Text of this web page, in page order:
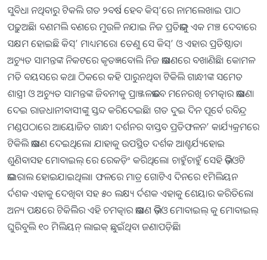
ସୁବିଧା ନଥିବାରୁ ଟିକଲି ଗତ ୨ବର୍ଷ ହେବ କିସ୍’ରେ ନାମଲେଖାଇ ପାଠ
ପଢ଼ୁଅଛି। ବଣମଲି ବଣରେ ମୁଉଳି ନଯାଇ ନିଜ ପ୍ରତିଭାକୁ ଏକ ମଞ୍ଚ ଦେବାରେ
ସକ୍ଷମ ହୋଇଛି କିସ୍’ ମାଧ୍ୟମରେ। ତେଣୁ ସେ କିସ୍’ ଓ ଏହାର ପ୍ରତି‌ଷ୍ଠାତା
ଅଚ୍ୟୁତ ସାମନ୍ତଙ୍କ ନିକଟରେ କୃତଜ୍ଞବୋଲି ନିଜ ଭାଷଣରେ ବଖାଣିଛି। କୋମଳ
ମତି ବୟସରେ କଥା ଠିକରେ କହି ପାରୁନଥିବା ଟିକିଲି ଗାନ୍ଧୀଙ୍କ ସମେତ
ଶାସ୍ତ୍ରୀ ଓ ଅଚ୍ୟୁତ ସାମନ୍ତଙ୍କ ଜିବନୀକୁ ପ୍ରାଞ୍ଜଳଭାବେ ମନେରଖି ଚମତ୍କାର ଭାଷଣା
ଦେଇ ରାଜଧାନୀବାସୀଙ୍କୁ ସ୍ତବ୍ଦ କରିଦେଇଛି। ଗତ ଦୁଇ ଦିନ ପୂର୍ବେ ରବିନ୍ଦ୍ର
ମଣ୍ଡପଠାରେ ଆୟୋଜିତ ଗାନ୍ଧୀ ଦର୍ଶନର ବାସ୍ତବ ପ୍ରତିଫଳନ’ କାର୍ଯ୍ୟକ୍ରମରେ
ଟିକିଲି ଭାଷଣ ଦେଇଥିଲେ। ଯାହାକୁ ଉପସ୍ଥିତ ଦର୍ଶକ ଆଶ୍ଚର୍ଯ୍ୟହୋଇ
ଶୁଣିବାସହ ମୋବାଇଲ୍ ରେ ରେକଡ଼ିଂ କରିଥିଲେ। ଚାହୁଁଚାହୁଁ ସେହି ଭିଡ଼ିଓଟି
ଭାଇରାଲ ହୋଇଯାଇଥିଲା। ଫଳରେ ମାତ୍ର ଗୋଟିଏ ଦିନରେ ୧ମିଲିୟନ
ର୍ଦଶକ ଏହାକୁ ଦେଖିବା ସହ ୫୦ ଲକ୍ଷ୍ୟ ର୍ଦଶକ ଏହାକୁ ଶେୟାର କରିତିଲେ।
ଅନ୍ୟ ପକ୍ଷରେ ଟିକିଲିିର ଏହି ଚମତ୍କାର ଭାଷଣ ଭିଡ଼ିଓ ମୋବାଇଲ୍ କୁ ମୋବାଇଲ୍
ଘୁରିବୁଲି ୧୦ ମିଲିୟନ୍ ଲାଇକ୍ ଛୁଇଁଥିବା ଜଣାପଡ଼ିଛି।